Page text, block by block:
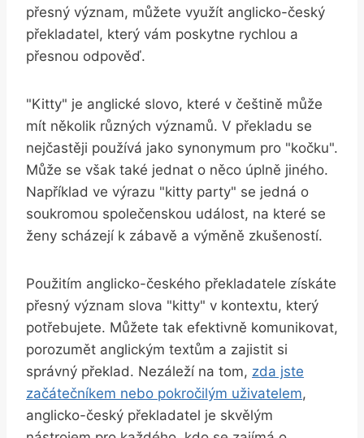
přesný význam, můžete využít ‌anglicko-český
překladatel, který vám poskytne rychlou ‍a
přesnou odpověď.
"Kitty" je anglické slovo, které v češtině může
mít několik různých významů. V překladu se
nejčastěji používá jako synonymum pro "kočku".‍
Může se však také jednat o něco úplně jiného.
Například ve výrazu "kitty party" se jedná o
soukromou‌ společenskou událost, na které se
ženy scházejí k zábavě a výměně zkušeností.
Použitím anglicko-českého překladatele získáte
přesný význam slova‌ "kitty" v ⁢kontextu, který
potřebujete. Můžete tak efektivně komunikovat,
porozumět anglickým textům a zajistit si​
správný překlad. Nezáleží na tom, zda⁤ jste
začátečníkem ⁤nebo pokročilým uživatelem,
anglicko-český překladatel je skvělým